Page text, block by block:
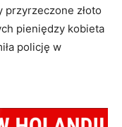
przyrzeczone złoto
pieniędzy kobieta
policję w